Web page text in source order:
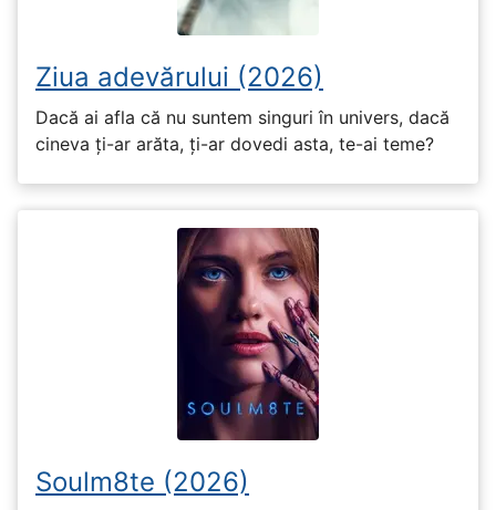
Ziua adevărului (2026)
Dacă ai afla că nu suntem singuri în univers, dacă
cineva ți-ar arăta, ți-ar dovedi asta, te-ai teme?
Soulm8te (2026)